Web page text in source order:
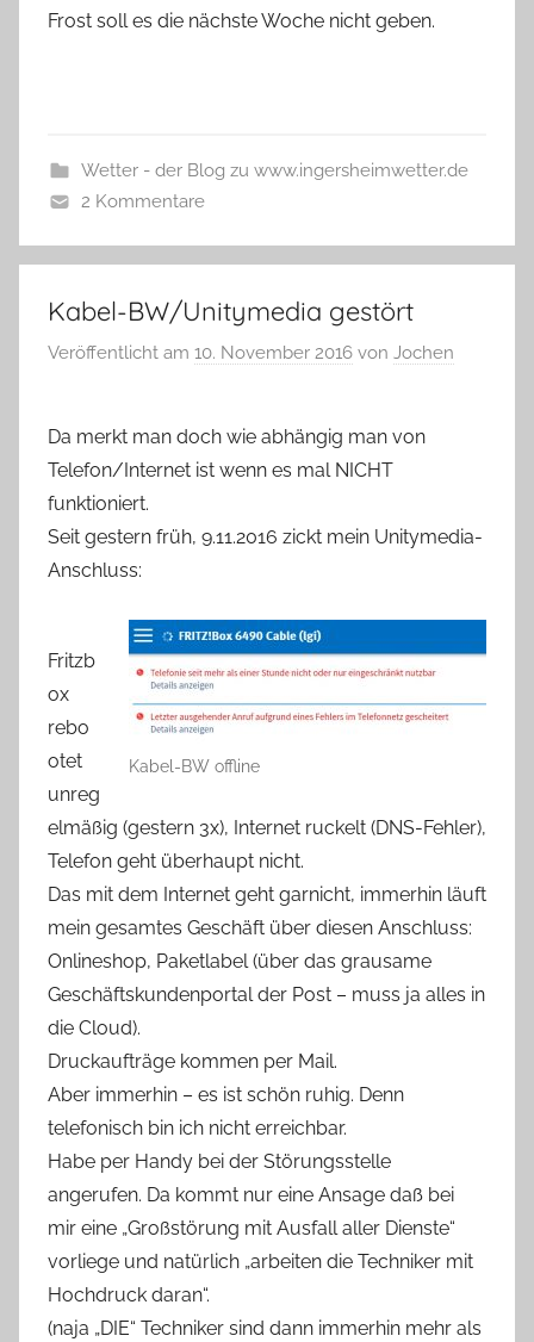
Frost soll es die nächste Woche nicht geben.
Wetter - der Blog zu www.ingersheimwetter.de
2 Kommentare
Kabel-BW/Unitymedia gestört
Veröffentlicht am 10. November 2016 von Jochen
Da merkt man doch wie abhängig man von
Telefon/Internet ist wenn es mal NICHT
funktioniert.
Seit gestern früh, 9.11.2016 zickt mein Unitymedia-
Anschluss:
Kabel-BW offline
Fritzb
ox
rebo
otet
unreg
elmäßig (gestern 3x), Internet ruckelt (DNS-Fehler),
Telefon geht überhaupt nicht.
Das mit dem Internet geht garnicht, immerhin läuft
mein gesamtes Geschäft über diesen Anschluss:
Onlineshop, Paketlabel (über das grausame
Geschäftskundenportal der Post – muss ja alles in
die Cloud).
Druckaufträge kommen per Mail.
Aber immerhin – es ist schön ruhig. Denn
telefonisch bin ich nicht erreichbar.
Habe per Handy bei der Störungsstelle
angerufen. Da kommt nur eine Ansage daß bei
mir eine „Großstörung mit Ausfall aller Dienste“
vorliege und natürlich „arbeiten die Techniker mit
Hochdruck daran“.
(naja „DIE“ Techniker sind dann immerhin mehr als